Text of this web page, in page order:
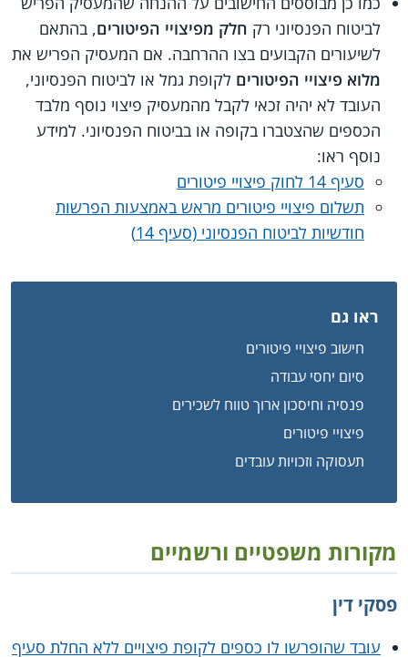
לביטוח הפנסיוני רק חלק מפיצויי הפיטורים, בהתאם
לשיעורים הקבועים בצו ההרחבה. אם המעסיק הפריש את
מלוא פיצויי הפיטורים לקופת גמל או לביטוח הפנסיוני,
העובד לא יהיה זכאי לקבל מהמעסיק פיצוי נוסף מלבד
הכספים שהצטברו בקופה או בביטוח הפנסיוני. למידע
נוסף ראו:
סעיף 14 לחוק פיצויי פיטורים
תשלום פיצויי פיטורים מראש באמצעות הפרשות
חודשיות לביטוח הפנסיוני (סעיף 14)
ראו גם
חישוב פיצויי פיטורים
סיום יחסי עבודה
פנסיה וחיסכון ארוך טווח לשכירים
פיצויי פיטורים
תעסוקה וזכויות עובדים
מקורות משפטיים ורשמיים
פסקי דין
עובד שהופרשו לו כספים לקופת פיצויים ללא החלת סעיף